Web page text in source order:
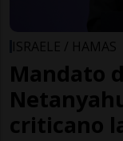
ISRAELE / HAMAS
Mandato
criticano